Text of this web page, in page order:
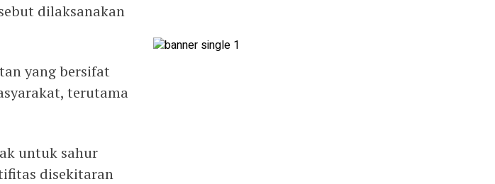
dilaksanakan
yang bersifat
terutama
untuk sahur
disekitaran